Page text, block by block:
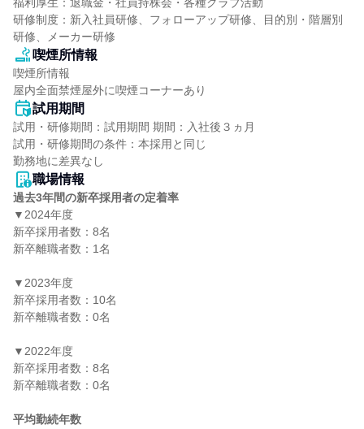
研修制度：新入社員研修、フォローアップ研修、目的別・階層別
研修、メーカー研修
喫煙所情報
喫煙所情報
屋内全面禁煙屋外に喫煙コーナーあり
試用期間
試用・研修期間：試用期間 期間：入社後３ヵ月
試用・研修期間の条件：本採用と同じ
職場情報
過去3年間の新卒採用者の定着率
▼2024年度
新卒採用者数：8名
新卒離職者数：1名
▼2023年度
新卒採用者数：10名
新卒離職者数：0名
▼2022年度
新卒採用者数：8名
新卒離職者数：0名
平均勤続年数